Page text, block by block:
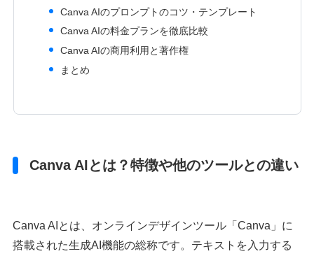
Canva AIのプロンプトのコツ・テンプレート
Canva AIの料金プランを徹底比較
Canva AIの商用利用と著作権
まとめ
Canva AIとは？特徴や他のツールとの違い
Canva AIとは、オンラインデザインツール「Canva」に
搭載された生成AI機能の総称です。テキストを入力する